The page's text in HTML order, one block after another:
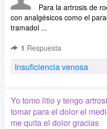
Para la artrosis de
con analgésicos como el
tramadol ...
1 Respuesta
Insuficiencia venosa
Yo tomo litio y tengo
tomar para el dolor el
me quita el dolor gracias